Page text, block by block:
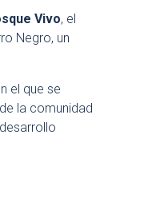
Vivo, el
Negro, un
el que se
la comunidad